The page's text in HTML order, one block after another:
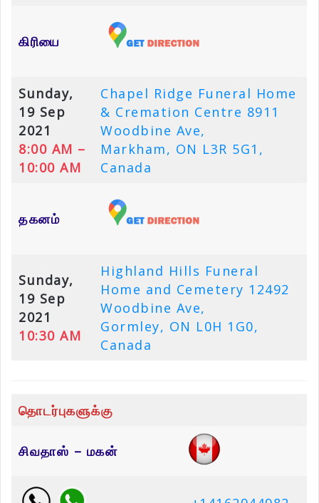
கிரியை
Sunday,
19 Sep
2021
8:00 AM –
10:00 AM
Chapel Ridge Funeral Home
& Cremation Centre 8911
Woodbine Ave,
Markham, ON L3R 5G1,
Canada
தகனம்
Sunday,
19 Sep
2021
10:30 AM
Highland Hills Funeral
Home and Cemetery 12492
Woodbine Ave,
Gormley, ON L0H 1G0,
Canada
தொடர்புகளுக்கு
சிவதாஸ் – மகன்